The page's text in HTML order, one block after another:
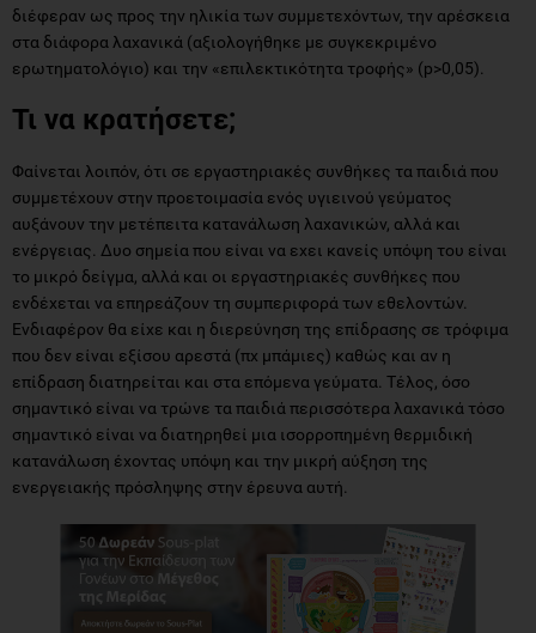
διέφεραν ως προς την ηλικία των συμμετεχόντων, την αρέσκεια
στα διάφορα λαχανικά (αξιολογήθηκε με συγκεκριμένο
ερωτηματολόγιο) και την «επιλεκτικότητα τροφής» (p>0,05).
Τι να κρατήσετε;
Φαίνεται λοιπόν, ότι σε εργαστηριακές συνθήκες τα παιδιά που
συμμετέχουν στην προετοιμασία ενός υγιεινού γεύματος
αυξάνουν την μετέπειτα κατανάλωση λαχανικών, αλλά και
ενέργειας. Δυο σημεία που είναι να εχει κανείς υπόψη του είναι
το μικρό δείγμα, αλλά και οι εργαστηριακές συνθήκες που
ενδέχεται να επηρεάζουν τη συμπεριφορά των εθελοντών.
Ενδιαφέρον θα είχε και η διερεύνηση της επίδρασης σε τρόφιμα
που δεν είναι εξίσου αρεστά (πχ μπάμιες) καθώς και αν η
επίδραση διατηρείται και στα επόμενα γεύματα. Τέλος, όσο
σημαντικό είναι να τρώνε τα παιδιά περισσότερα λαχανικά τόσο
σημαντικό είναι να διατηρηθεί μια ισορροπημένη θερμιδική
κατανάλωση έχοντας υπόψη και την μικρή αύξηση της
ενεργειακής πρόσληψης στην έρευνα αυτή.